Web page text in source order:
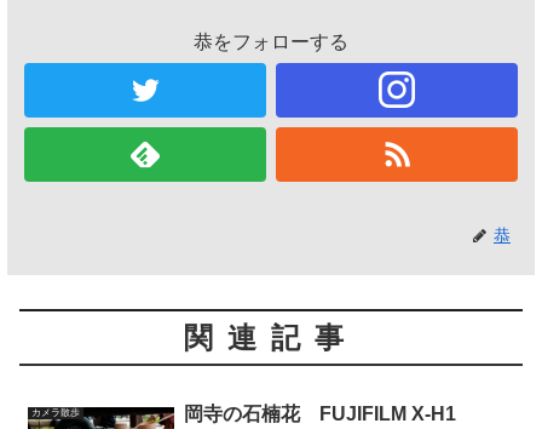
恭をフォローする
恭
関連記事
カメラ散歩 岡寺の石楠花 FUJIFILM X-H1